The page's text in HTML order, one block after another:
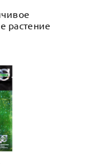
растение